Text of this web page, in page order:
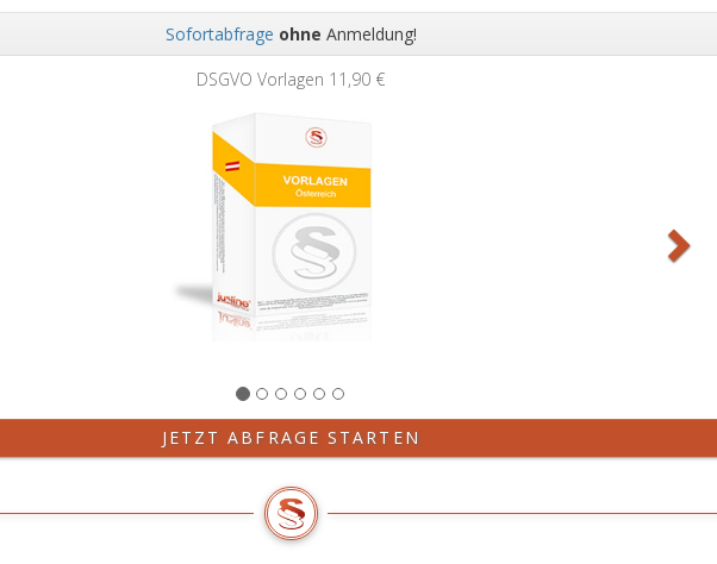
Sofortabfrage ohne Anmeldung!
DSGVO Vorlagen 11,90 €
JETZT ABFRAGE STARTEN